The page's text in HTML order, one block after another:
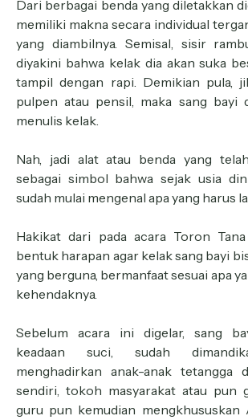
Dari berbagai benda yang diletakkan
memiliki makna secara individual
yang diambilnya. Semisal, sisir
diyakini bahwa kelak dia akan suka
tampil dengan rapi. Demikian pula,
pulpen atau pensil, maka sang bayi
menulis kelak.
Nah, jadi alat atau benda yang
sebagai simbol bahwa sejak usia
sudah mulai mengenal apa yang harus
Hakikat dari pada acara Toron Tana
bentuk harapan agar kelak sang bayi
yang berguna, bermanfaat sesuai apa
kehendaknya.
Sebelum acara ini digelar, sang
keadaan suci, sudah
menghadirkan anak-anak tetangga
sendiri, tokoh masyarakat atau pun
guru pun kemudian mengkhususkan